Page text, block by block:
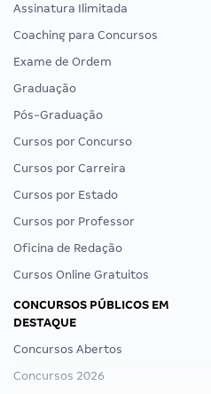
Assinatura Ilimitada
Coaching para Concursos
Exame de Ordem
Graduação
Pós-Graduação
Cursos por Concurso
Cursos por Carreira
Cursos por Estado
Cursos por Professor
Oficina de Redação
Cursos Online Gratuitos
CONCURSOS PÚBLICOS EM
DESTAQUE
Concursos Abertos
Concursos 2026